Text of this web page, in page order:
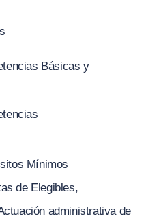
Básicas y
Mínimos
de Elegibles,
administrativa de